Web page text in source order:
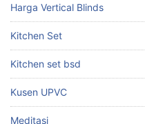
Harga Vertical Blinds
Kitchen Set
Kitchen set bsd
Kusen UPVC
Meditasi